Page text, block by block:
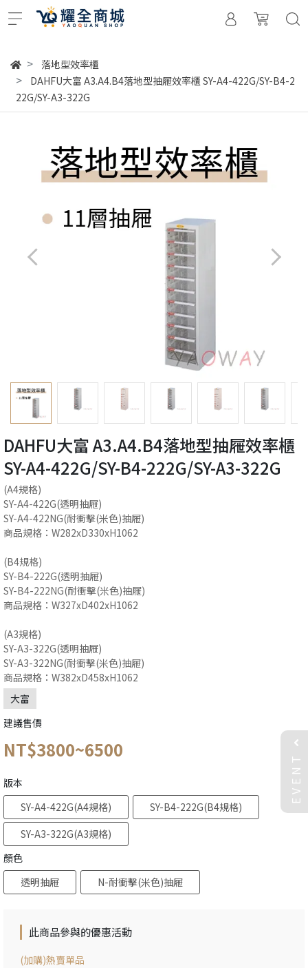
落地型效率櫃
DAHFU大富 A3.A4.B4落地型抽屜效率櫃 SY-A4-422G/SY-B4-2
22G/SY-A3-322G
DAHFU大富 A3.A4.B4落地型抽屜效率櫃
SY-A4-422G/SY-B4-222G/SY-A3-322G
(A4規格)
SY-A4-422G(透明抽屜)
SY-A4-422NG(耐衝擊(米色)抽屜)
商品規格：W282xD330xH1062
(B4規格)
SY-B4-222G(透明抽屜)
SY-B4-222NG(耐衝擊(米色)抽屜)
商品規格：W327xD402xH1062
(A3規格)
SY-A3-322G(透明抽屜)
SY-A3-322NG(耐衝擊(米色)抽屜)
商品規格：W382xD458xH1062
大富
建議售價
NT$3800~6500
版本
SY-A4-422G(A4規格)
SY-B4-222G(B4規格)
SY-A3-322G(A3規格)
顏色
透明抽屜
N-耐衝擊(米色)抽屜
此商品參與的優惠活動
(加購)熱賣單品
EVENT